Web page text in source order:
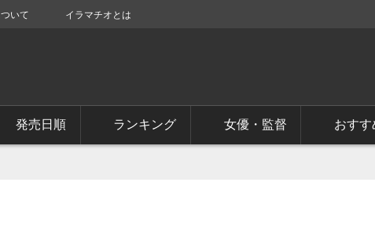
いて イラマチオとは
発売日順 ランキング 女優・監督 おすす